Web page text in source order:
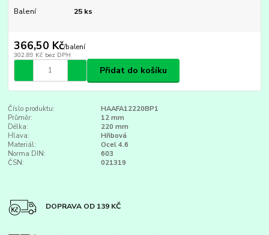
Balení
25 ks
366,50 Kč/balení
302,89 Kč bez DPH
Přidat do košíku
Číslo produktu:
HAAFA12220BP1
Průměr:
12 mm
Délka:
220 mm
Hlava:
Hřibová
Materiál:
Ocel 4.6
Norma DIN:
603
ČSN:
021319
DOPRAVA OD 139 KČ